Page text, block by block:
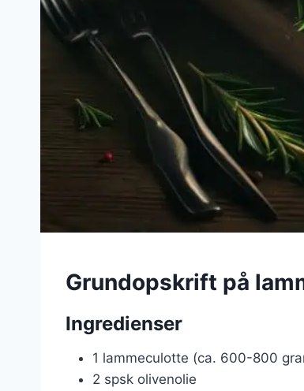
Grundopskrift på
Ingredienser
1 lammeculotte (ca. 600-800
2 spsk olivenolie